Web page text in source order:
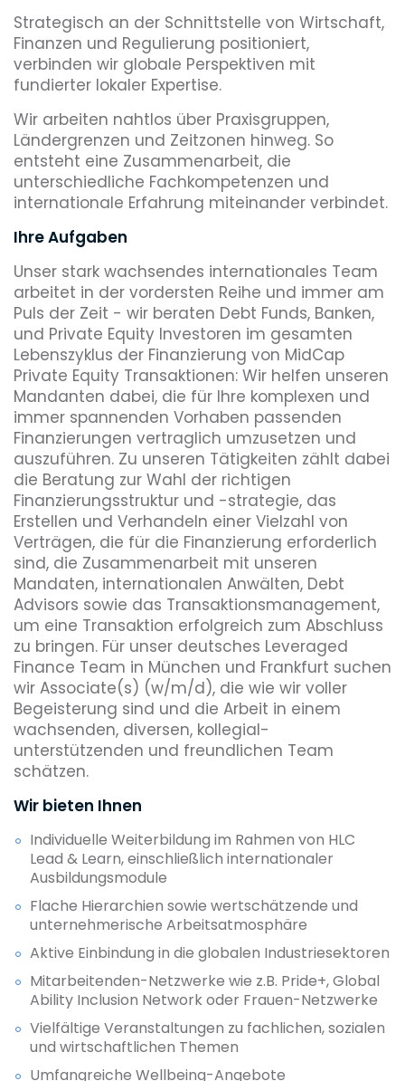
Strategisch an der Schnittstelle von Wirtschaft,
Finanzen und Regulierung positioniert,
verbinden wir globale Perspektiven mit
fundierter lokaler Expertise.
Wir arbeiten nahtlos über Praxisgruppen,
Ländergrenzen und Zeitzonen hinweg. So
entsteht eine Zusammenarbeit, die
unterschiedliche Fachkompetenzen und
internationale Erfahrung miteinander verbindet.
Ihre Aufgaben
Unser stark wachsendes internationales Team
arbeitet in der vordersten Reihe und immer am
Puls der Zeit - wir beraten Debt Funds, Banken,
und Private Equity Investoren im gesamten
Lebenszyklus der Finanzierung von MidCap
Private Equity Transaktionen: Wir helfen unseren
Mandanten dabei, die für Ihre komplexen und
immer spannenden Vorhaben passenden
Finanzierungen vertraglich umzusetzen und
auszuführen. Zu unseren Tätigkeiten zählt dabei
die Beratung zur Wahl der richtigen
Finanzierungsstruktur und -strategie, das
Erstellen und Verhandeln einer Vielzahl von
Verträgen, die für die Finanzierung erforderlich
sind, die Zusammenarbeit mit unseren
Mandaten, internationalen Anwälten, Debt
Advisors sowie das Transaktionsmanagement,
um eine Transaktion erfolgreich zum Abschluss
zu bringen. Für unser deutsches Leveraged
Finance Team in München und Frankfurt suchen
wir Associate(s) (w/m/d), die wie wir voller
Begeisterung sind und die Arbeit in einem
wachsenden, diversen, kollegial-
unterstützenden und freundlichen Team
schätzen.
Wir bieten Ihnen
Individuelle Weiterbildung im Rahmen von HLC
Lead & Learn, einschließlich internationaler
Ausbildungsmodule
Flache Hierarchien sowie wertschätzende und
unternehmerische Arbeitsatmosphäre
Aktive Einbindung in die globalen Industriesektoren
Mitarbeitenden-Netzwerke wie z.B. Pride+, Global
Ability Inclusion Network oder Frauen-Netzwerke
Vielfältige Veranstaltungen zu fachlichen, sozialen
und wirtschaftlichen Themen
Umfangreiche Wellbeing-Angebote